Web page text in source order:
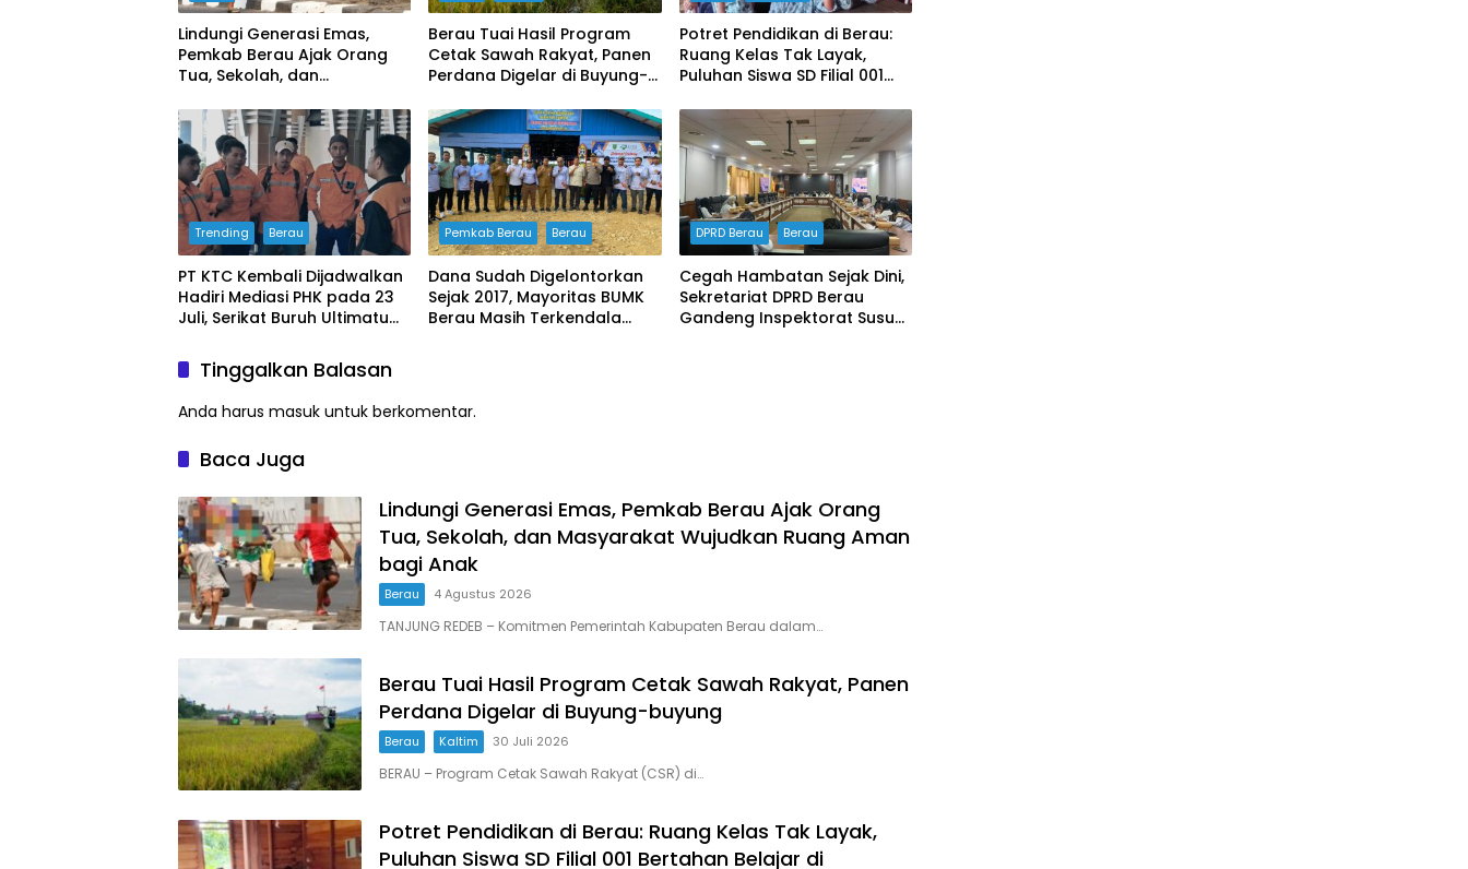
Lindungi Generasi Emas,
Pemkab Berau Ajak Orang
Tua, Sekolah, dan
Ruang Aman bagi Anak
Berau Tuai Hasil Program
Cetak Sawah Rakyat, Panen
Perdana Digelar di Buyung-
Potret Pendidikan di Berau:
Ruang Kelas Tak Layak,
Puluhan Siswa SD Filial 001
Bangunan Darurat
Trending Berau
PT KTC Kembali Dijadwalkan
Hadiri Mediasi PHK pada 23
Juli, Serikat Buruh Ultimatum
Mangkir Lagi
Pemkab Berau Berau
Dana Sudah Digelontorkan
Sejak 2017, Mayoritas BUMK
Berau Masih Terkendala
DPRD Berau Berau
Cegah Hambatan Sejak Dini,
Sekretariat DPRD Berau
Gandeng Inspektorat Susun
Tinggalkan Balasan
Anda harus masuk untuk berkomentar.
Baca Juga
Lindungi Generasi Emas, Pemkab Berau Ajak Orang
Tua, Sekolah, dan Masyarakat Wujudkan Ruang Aman
bagi Anak
Berau 4 Agustus 2026
TANJUNG REDEB – Komitmen Pemerintah Kabupaten Berau dalam…
Berau Tuai Hasil Program Cetak Sawah Rakyat, Panen
Perdana Digelar di Buyung-buyung
Berau Kaltim 30 Juli 2026
BERAU – Program Cetak Sawah Rakyat (CSR) di…
Potret Pendidikan di Berau: Ruang Kelas Tak Layak,
Puluhan Siswa SD Filial 001 Bertahan Belajar di